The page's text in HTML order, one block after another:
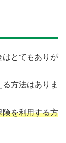
はとてもありが
方法はありま
険を利用する方